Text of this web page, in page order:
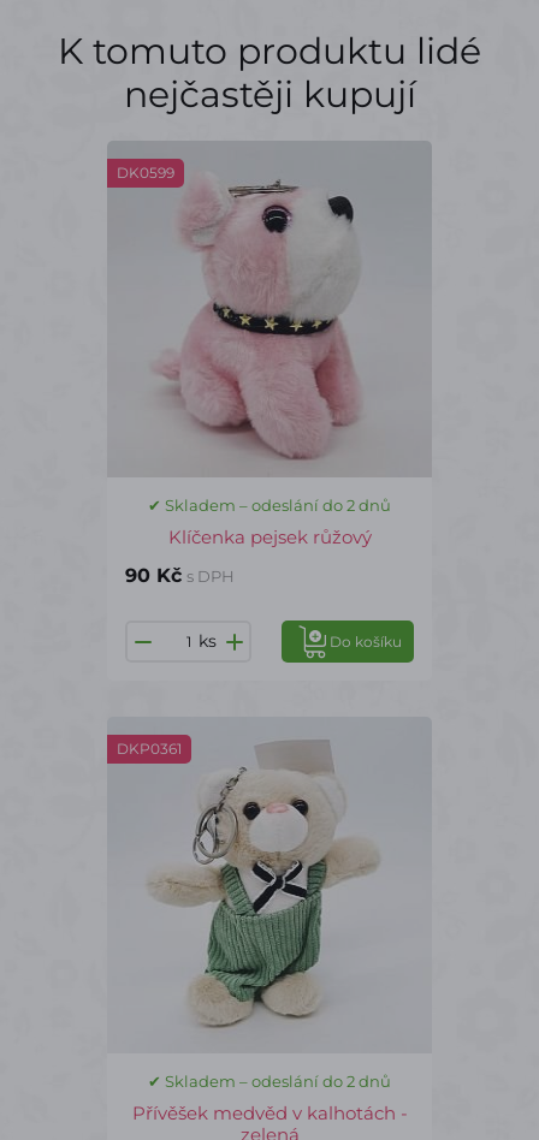
K tomuto produktu lidé
nejčastěji kupují
DK0599
✔ Skladem – odeslání do 2 dnů
Klíčenka pejsek růžový
90 Kč s DPH
ks Do košíku
DKP0361
✔ Skladem – odeslání do 2 dnů
Přívěšek medvěd v kalhotách -
zelená